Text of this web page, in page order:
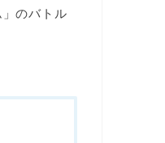
」のバトル